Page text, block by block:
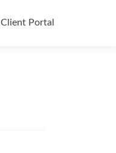
Client Portal